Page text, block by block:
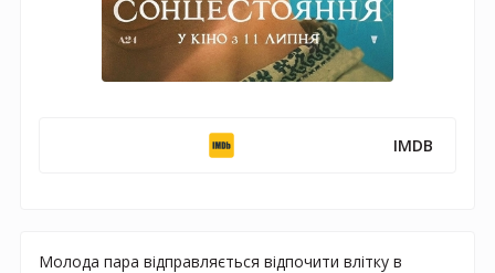
IMDB
Молода пара відправляється відпочити влітку в